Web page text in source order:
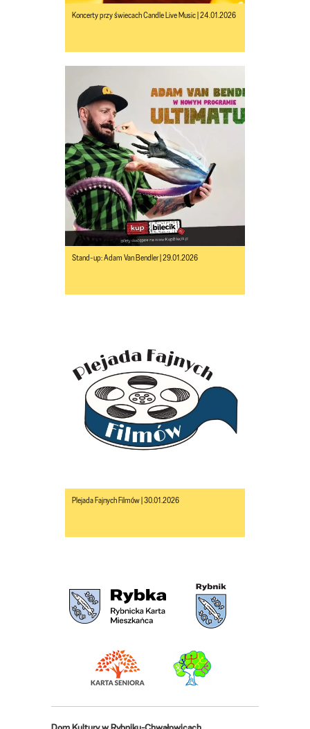
Koncerty przy świecach Candle Live Music | 24.01.2026
Stand-up: Adam Van Bendler | 29.01.2026
Plejada Fajnych Filmów | 30.01.2026